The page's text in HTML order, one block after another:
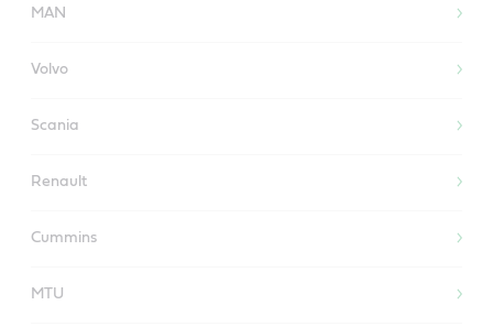
MAN
Volvo
Scania
Renault
Cummins
MTU